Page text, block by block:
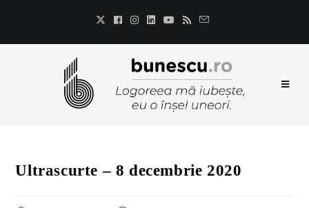
Ultrascurte – 8 decembrie 2020